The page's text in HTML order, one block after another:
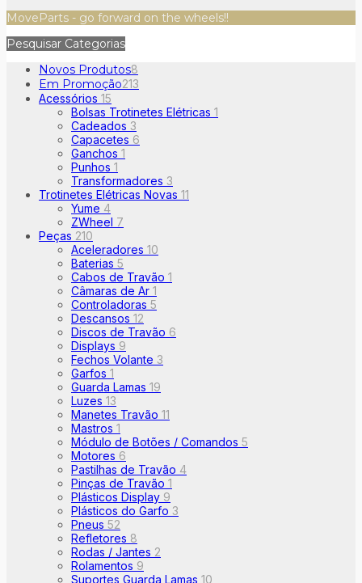
MoveParts - go forward on the wheels!!
Pesquisar Categorias
Novos Produtos8
Em Promoção213
Acessórios 15
Bolsas Trotinetes Elétricas 1
Cadeados 3
Capacetes 6
Ganchos 1
Punhos 1
Transformadores 3
Trotinetes Elétricas Novas 11
Yume 4
ZWheel 7
Peças 210
Aceleradores 10
Baterias 5
Cabos de Travão 1
Câmaras de Ar 1
Controladoras 5
Descansos 12
Discos de Travão 6
Displays 9
Fechos Volante 3
Garfos 1
Guarda Lamas 19
Luzes 13
Manetes Travão 11
Mastros 1
Módulo de Botões / Comandos 5
Motores 6
Pastilhas de Travão 4
Pinças de Travão 1
Plásticos Display 9
Plásticos do Garfo 3
Pneus 52
Refletores 8
Rodas / Jantes 2
Rolamentos 9
Suportes Guarda Lamas 10